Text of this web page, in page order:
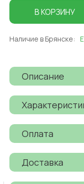
В КОРЗИНУ
Наличие в Брянске:
Описание
Оплата
Доставка